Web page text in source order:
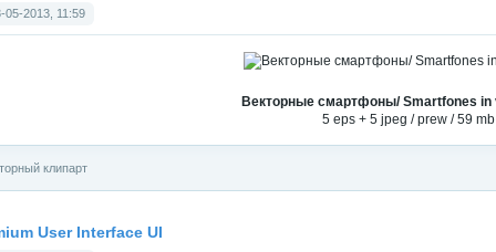
05-2013, 11:59
Векторные смартфоны/ Smartfones in
5 eps + 5 jpeg / prew / 59 mb
клипарт
User Interface UI